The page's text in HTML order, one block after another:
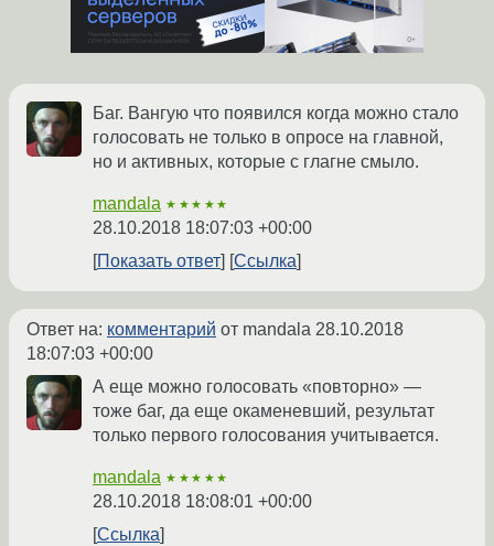
Баг. Вангую что появился когда можно стало
голосовать не только в опросе на главной,
но и активных, которые с глагне смыло.
mandala ★★★★★
28.10.2018 18:07:03 +00:00
Показать ответ
Ссылка
Ответ на: комментарий от mandala 28.10.2018
18:07:03 +00:00
А еще можно голосовать «повторно» —
тоже баг, да еще окаменевший, результат
только первого голосования учитывается.
mandala ★★★★★
28.10.2018 18:08:01 +00:00
Ссылка